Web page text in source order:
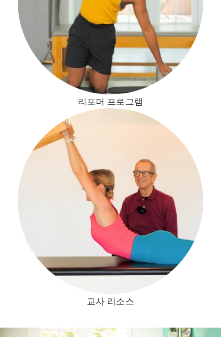
리포머 프로그램
교사 리소스